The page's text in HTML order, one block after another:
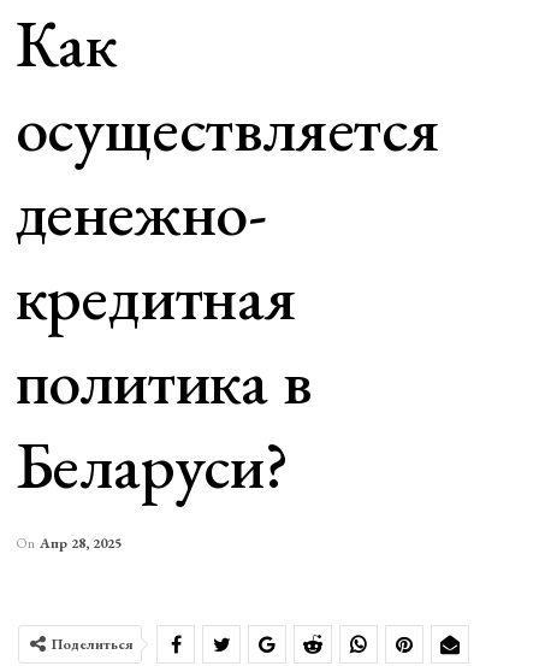
Как
осуществляется
денежно-
кредитная
политика в
Беларуси?
On Апр 28, 2025
Поделиться